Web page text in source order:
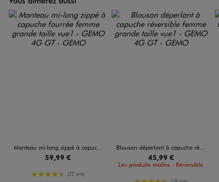
Manteau mi-long zippé à capuche fourrée femme grande taille
59,99 €
4.5/5 de moyenne
(32 avis)
Blouson déperlant à capuche réversible femme grande taille
45,99 €
Les produits malins : Réversible